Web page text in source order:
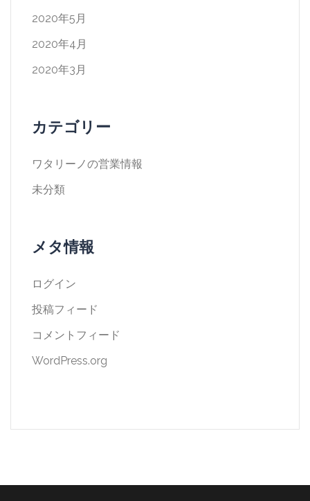
2020年5月
2020年4月
2020年3月
カテゴリー
ワタリーノの営業情報
未分類
メタ情報
ログイン
投稿フィード
コメントフィード
WordPress.org